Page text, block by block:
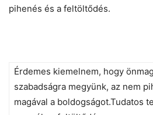
pihenés és a feltöltődés.
Érdemes kiemelnem, hogy
szabadságra megyünk, az nem
magával a boldogságot.Tudatos